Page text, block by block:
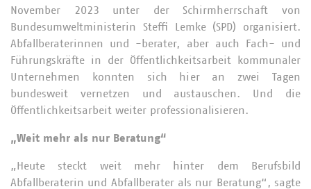
November 2023 unter der Schirmherrschaft von
Bundesumweltministerin Steffi Lemke (SPD) organisiert.
Abfallberaterinnen und -berater, aber auch Fach- und
Führungskräfte in der Öffentlichkeitsarbeit kommunaler
Unternehmen konnten sich hier an zwei Tagen
bundesweit vernetzen und austauschen. Und die
Öffentlichkeitsarbeit weiter professionalisieren.
„Weit mehr als nur Beratung“
„Heute steckt weit mehr hinter dem Berufsbild
Abfallberaterin und Abfallberater als nur Beratung“, sagte